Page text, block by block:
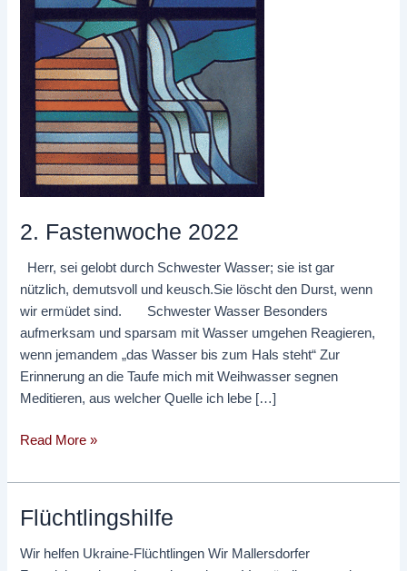
2. Fastenwoche 2022
Herr, sei gelobt durch Schwester Wasser; sie ist gar
nützlich, demutsvoll und keusch.Sie löscht den Durst, wenn
wir ermüdet sind. Schwester Wasser Besonders
aufmerksam und sparsam mit Wasser umgehen Reagieren,
wenn jemandem „das Wasser bis zum Hals steht“ Zur
Erinnerung an die Taufe mich mit Weihwasser segnen
Meditieren, aus welcher Quelle ich lebe […]
Read More »
Flüchtlingshilfe
Wir helfen Ukraine-Flüchtlingen Wir Mallersdorfer
Flüchtlingshilfe